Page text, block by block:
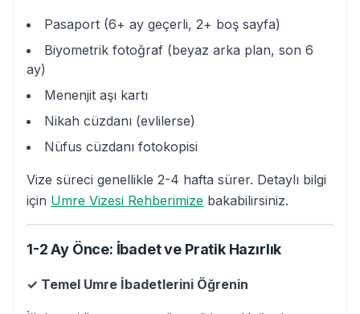
Pasaport (6+ ay geçerli, 2+ boş sayfa)
Biyometrik fotoğraf (beyaz arka plan, son 6
ay)
Menenjit aşı kartı
Nikah cüzdanı (evlilerse)
Nüfus cüzdanı fotokopisi
Vize süreci genellikle 2-4 hafta sürer. Detaylı bilgi
için Umre Vizesi Rehberimize bakabilirsiniz.
1-2 Ay Önce: İbadet ve Pratik Hazırlık
✓ Temel Umre İbadetlerini Öğrenin